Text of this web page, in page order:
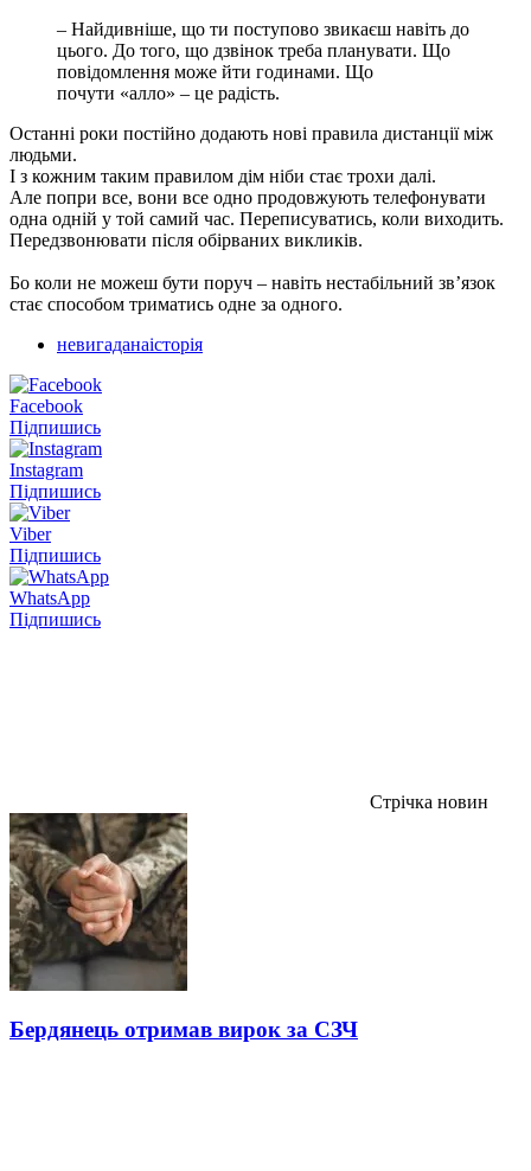
– Найдивніше, що ти поступово звикаєш навіть до
цього. До того, що дзвінок треба планувати. Що
повідомлення може йти годинами. Що
почути «алло» – це радість.
Останні роки постійно додають нові правила дистанції між
людьми.
І з кожним таким правилом дім ніби стає трохи далі.
Але попри все, вони все одно продовжують телефонувати
одна одній у той самий час. Переписуватись, коли виходить.
Передзвонювати після обірваних викликів.
Бо коли не можеш бути поруч – навіть нестабільний зв’язок
стає способом триматись одне за одного.
невигаданаісторія
Facebook
Підпишись
Instagram
Підпишись
Viber
Підпишись
WhatsApp
Підпишись
Стрічка новин
Бердянець отримав вирок за СЗЧ